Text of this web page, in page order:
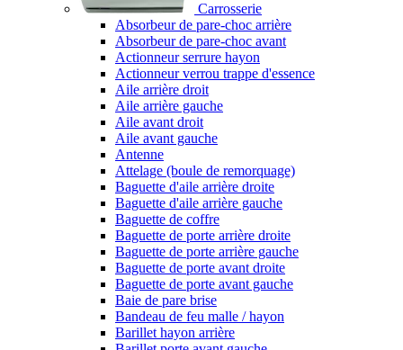
Carrosserie
Absorbeur de pare-choc arrière
Absorbeur de pare-choc avant
Actionneur serrure hayon
Actionneur verrou trappe d'essence
Aile arrière droit
Aile arrière gauche
Aile avant droit
Aile avant gauche
Antenne
Attelage (boule de remorquage)
Baguette d'aile arrière droite
Baguette d'aile arrière gauche
Baguette de coffre
Baguette de porte arrière droite
Baguette de porte arrière gauche
Baguette de porte avant droite
Baguette de porte avant gauche
Baie de pare brise
Bandeau de feu malle / hayon
Barillet hayon arrière